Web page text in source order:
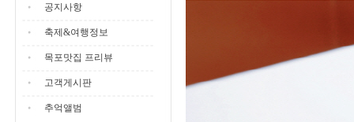
공지사항
축제&여행정보
목포맛집 프리뷰
고객게시판
추억앨범